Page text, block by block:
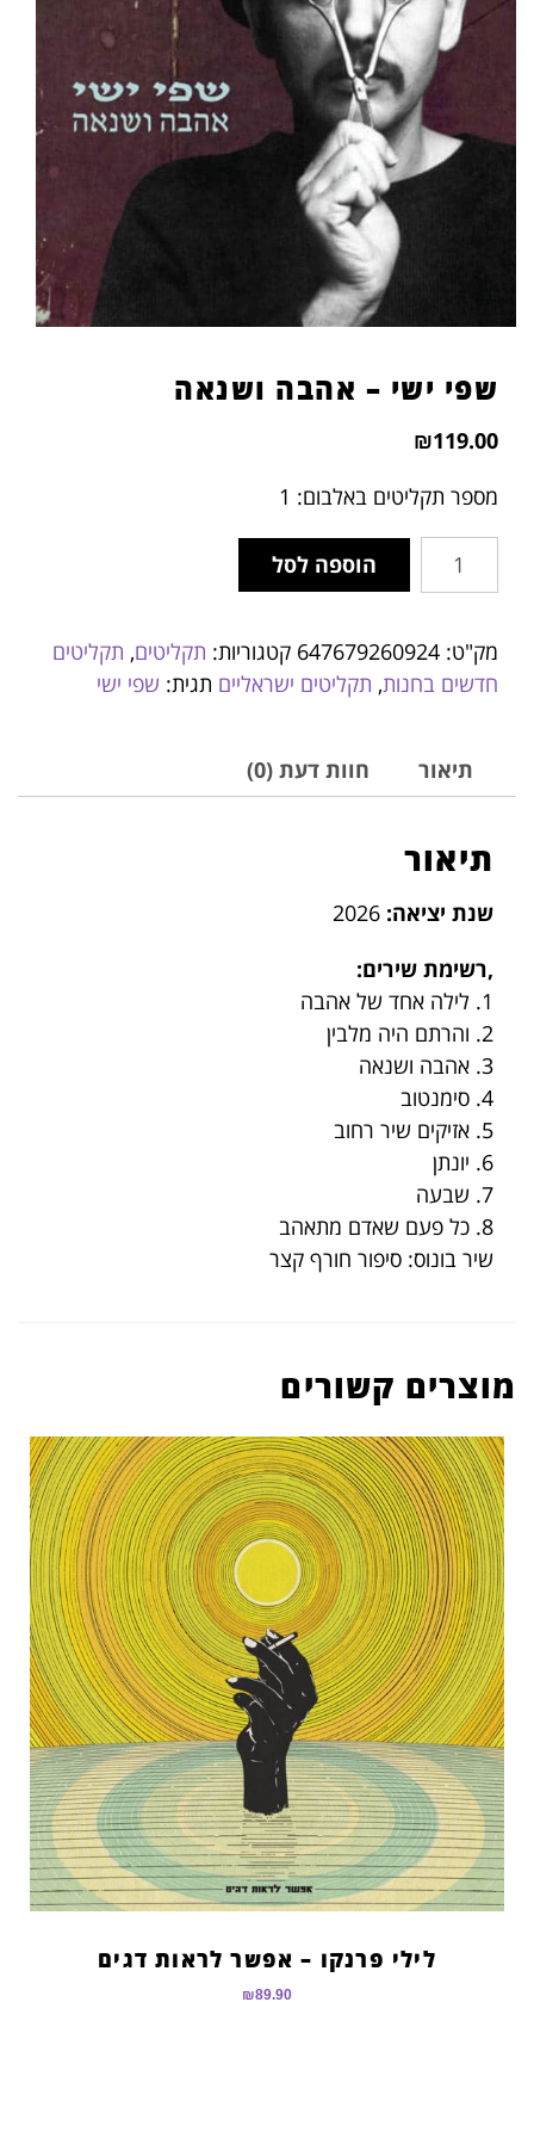
format_underlined הוסף קו תחתון לקישורים
סמן קישורים
את
האפשרויות
שפי ישי – אהבה ושנאה
₪119.00
מספר תקליטים באלבום: 1
הוספה לסל
מק"ט: 647679260924 קטגוריות: תקליטים, תקליטים
חדשים בחנות, תקליטים ישראליים תגית: שפי ישי
תיאור חוות דעת (0)
תיאור
שנת יציאה:
,רשימת שירים:
1. לילה אחד של אהבה
2. והרתם היה מלבין
3. אהבה ושנאה
4. סימנטוב
5. אזיקים שיר רחוב
6. יונתן
7. שבעה
8. כל פעם שאדם מתאהב
שיר בונוס: סיפור חורף קצר
מוצרים קשורים
לילי פרנקו – אפשר לראות דגים
₪89.90